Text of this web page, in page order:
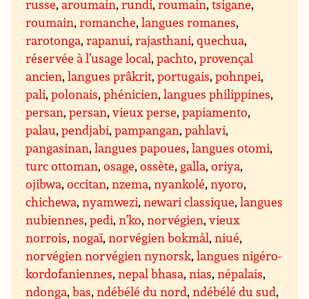
russe,aroumain,rundi,roumain,tsigane,
roumain,romanche,langues romanes,
rarotonga,rapanui,rajasthani,quechua,
réservée à l’usage local,pachto,provençal
ancien,langues prâkrit,portugais,pohnpei,
pali,polonais,phénicien,langues philippines,
persan,persan,vieux perse,papiamento,
palau,pendjabi,pampangan,pahlavi,
pangasinan,langues papoues,langues otomi,
turc ottoman,osage,ossète, galla,oriya,
ojibwa,occitan,nzema,nyankolé,nyoro,
chichewa,nyamwezi,newari classique,langues
nubiennes,pedi,n’ko,norvégien,vieux
norrois,nogaï,norvégien bokmål,niué,
norvégien norvégien nynorsk,langues nigéro-
kordofaniennes,nepal bhasa,nias,népalais,
ndonga,bas,ndébélé du nord,ndébélé du sud,